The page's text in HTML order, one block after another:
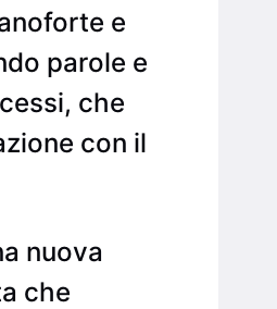
e
parole e
che
con il
nuova
che